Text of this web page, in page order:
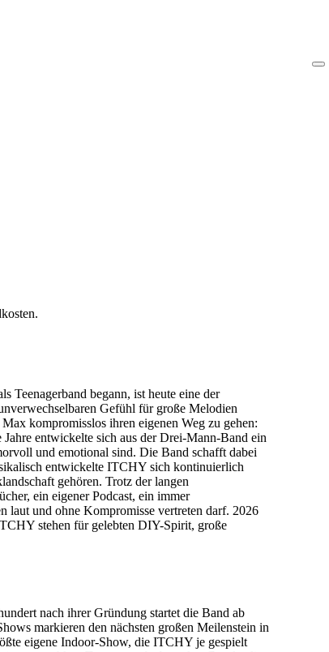
begann, ist heute eine der
Gefühl für große Melodien
kompromisslos ihren eigenen Weg zu gehen:
entwickelte sich aus der Drei-Mann-Band ein
und emotional sind. Die Band schafft dabei
entwickelte ITCHY sich kontinuierlich
gehören. Trotz der langen
ein eigener Podcast, ein immer
laut und ohne Kompromisse vertreten darf. 2026
stehen für gelebten DIY-Spirit, große
nach ihrer Gründung startet die Band ab
markieren den nächsten großen Meilenstein in
eigene Indoor-Show, die ITCHY je gespielt